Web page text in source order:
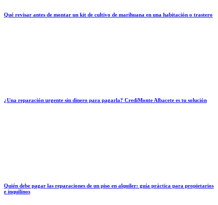
Qué revisar antes de montar un kit de cultivo de marihuana en una habitación o trastero
¿Una reparación urgente sin dinero para pagarla? CrediMonte Albacete es tu solución
Quién debe pagar las reparaciones de un piso en alquiler: guía práctica para propietarios
e inquilinos